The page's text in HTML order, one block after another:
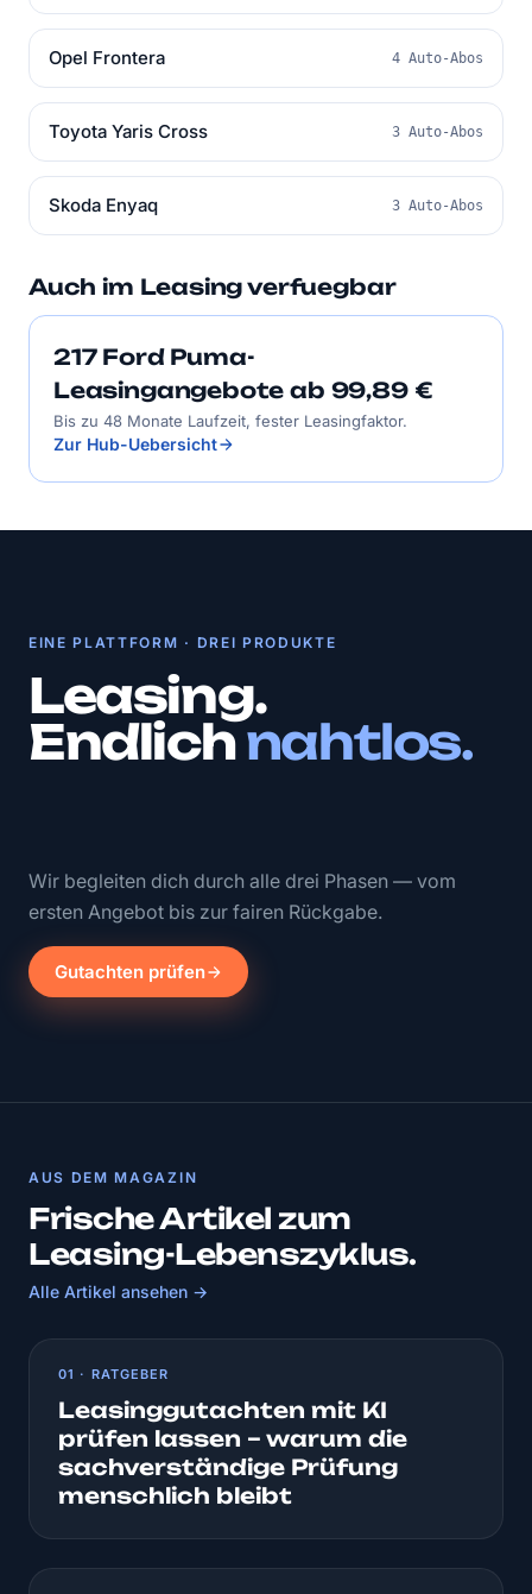
Opel Frontera 4 Auto-Abos
Toyota Yaris Cross 3 Auto-Abos
Skoda Enyaq 3 Auto-Abos
Auch im Leasing verfuegbar
217 Ford Puma-
Leasingangebote ab 99,89 €
Bis zu 48 Monate Laufzeit, fester Leasingfaktor.
Zur Hub-Uebersicht
EINE PLATTFORM · DREI PRODUKTE
Leasing.
Endlichnahtlos.
Wir begleiten dich durch alle drei Phasen — vom
ersten Angebot bis zur fairen Rückgabe.
Gutachten prüfen
AUS DEM MAGAZIN
Frische Artikel zum
Leasing-Lebenszyklus.
Alle Artikel ansehen →
01 · RATGEBER
Leasinggutachten mit KI
prüfen lassen – warum die
sachverständige Prüfung
menschlich bleibt